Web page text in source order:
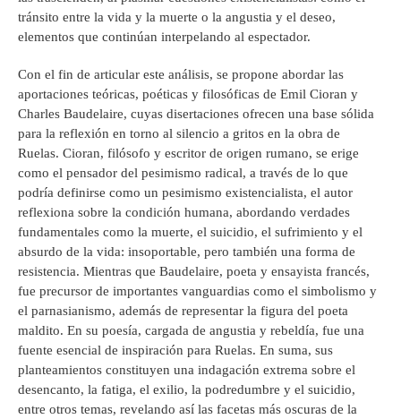
tránsito entre la vida y la muerte o la angustia y el deseo,
elementos que continúan interpelando al espectador.
Con el fin de articular este análisis, se propone abordar las
aportaciones teóricas, poéticas y filosóficas de Emil Cioran y
Charles Baudelaire, cuyas disertaciones ofrecen una base sólida
para la reflexión en torno al silencio a gritos en la obra de
Ruelas. Cioran, filósofo y escritor de origen rumano, se erige
como el pensador del pesimismo radical, a través de lo que
podría definirse como un pesimismo existencialista, el autor
reflexiona sobre la condición humana, abordando verdades
fundamentales como la muerte, el suicidio, el sufrimiento y el
absurdo de la vida: insoportable, pero también una forma de
resistencia. Mientras que Baudelaire, poeta y ensayista francés,
fue precursor de importantes vanguardias como el simbolismo y
el parnasianismo, además de representar la figura del poeta
maldito. En su poesía, cargada de angustia y rebeldía, fue una
fuente esencial de inspiración para Ruelas. En suma, sus
planteamientos constituyen una indagación extrema sobre el
desencanto, la fatiga, el exilio, la podredumbre y el suicidio,
entre otros temas, revelando así las facetas más oscuras de la